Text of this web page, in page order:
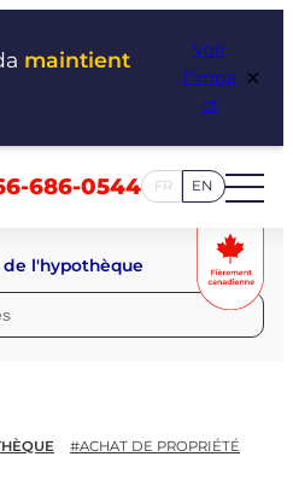
maintient
Voir
l’impa
ct
×
686-0544 FR EN
l'hypothèque
#ACHAT DE PROPRIÉTÉ